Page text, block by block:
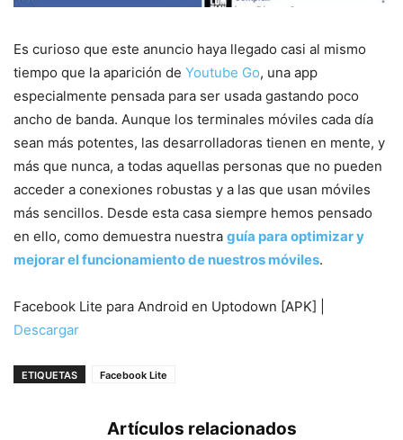
Es curioso que este anuncio haya llegado casi al mismo
tiempo que la aparición de Youtube Go, una app
especialmente pensada para ser usada gastando poco
ancho de banda. Aunque los terminales móviles cada día
sean más potentes, las desarrolladoras tienen en mente, y
más que nunca, a todas aquellas personas que no pueden
acceder a conexiones robustas y a las que usan móviles
más sencillos. Desde esta casa siempre hemos pensado
en ello, como demuestra nuestra guía para optimizar y
mejorar el funcionamiento de nuestros móviles.
Facebook Lite para Android en Uptodown [APK] |
Descargar
ETIQUETAS Facebook Lite
Artículos relacionados